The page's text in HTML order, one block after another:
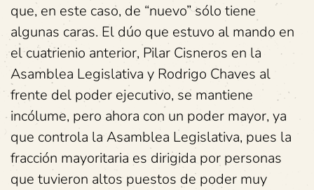
que, en este caso, de “nuevo” sólo tiene
algunas caras. El dúo que estuvo al mando en
el cuatrienio anterior, Pilar Cisneros en la
Asamblea Legislativa y Rodrigo Chaves al
frente del poder ejecutivo, se mantiene
incólume, pero ahora con un poder mayor, ya
que controla la Asamblea Legislativa, pues la
fracción mayoritaria es dirigida por personas
que tuvieron altos puestos de poder muy